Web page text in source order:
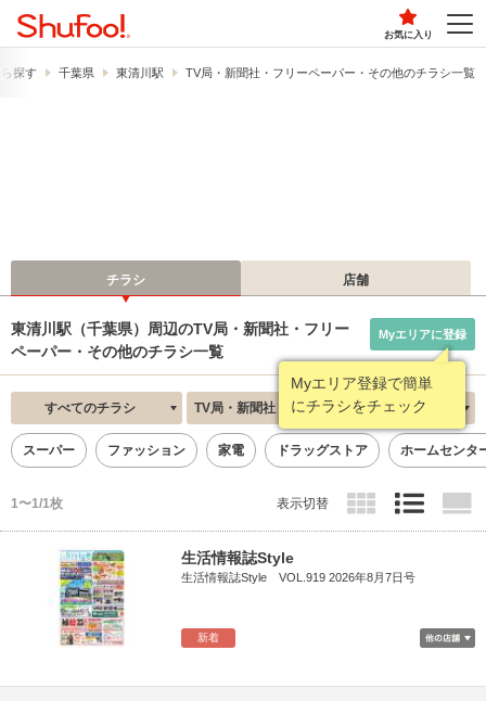
お気に入り
探す 千葉県 東清川駅 TV局・新聞社・フリーペーパー・その他のチラシ一覧
チラシ 店舗
東清川駅（千葉県）周辺のTV局・新聞社・フリー
ペーパー・その他のチラシ一覧
Myエリア登録で簡単
にチラシをチェック
Myエリアに登録
すべてのチラシ TV局・新聞社・フリーペーパー・その他 新着順
スーパー ファッション 家電 ドラッグストア ホームセンタ
1〜1/1枚 表示切替
新着
生活情報誌Style
生活情報誌Style VOL.919 2026年8月7日号